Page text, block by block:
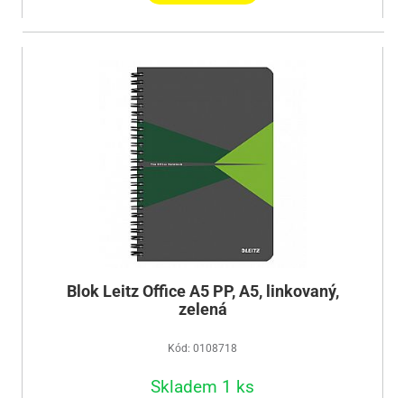
Blok Leitz Office A5 PP, A5, linkovaný,
zelená
Kód: 0108718
Skladem 1 ks